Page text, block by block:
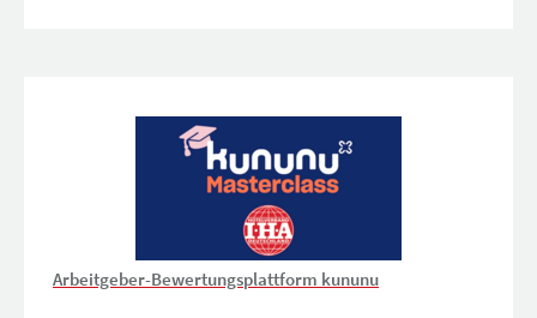
Arbeitgeber-Bewertungsplattform kununu